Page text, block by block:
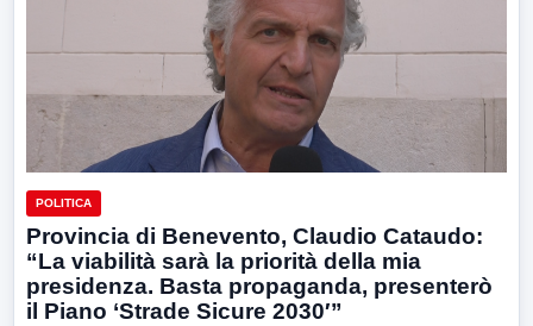
POLITICA
Provincia di Benevento, Claudio Cataudo:
“La viabilità sarà la priorità della mia
presidenza. Basta propaganda, presenterò
il Piano ‘Strade Sicure 2030′”